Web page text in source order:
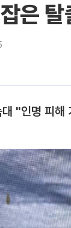
은
대 "인명 피